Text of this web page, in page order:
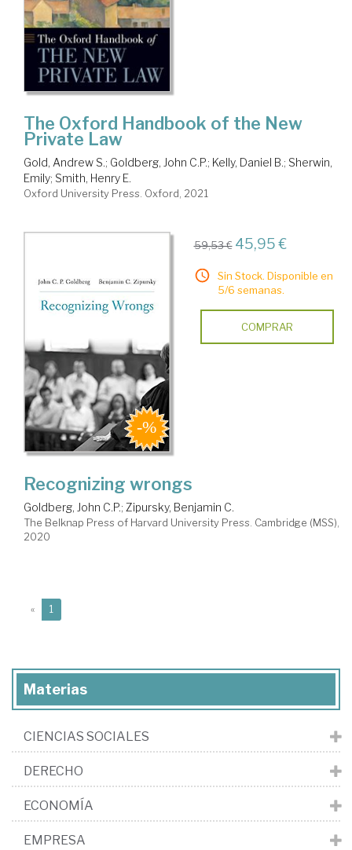
The Oxford Handbook of the New
Private Law
Gold, Andrew S.; Goldberg, John C.P.; Kelly, Daniel B.; Sherwin,
Emily; Smith, Henry E.
Oxford University Press. Oxford, 2021
59,53 € 45,95 €
Sin Stock. Disponible en
5/6 semanas.
COMPRAR
Recognizing wrongs
Goldberg, John C.P.; Zipursky, Benjamin C.
The Belknap Press of Harvard University Press. Cambridge (MSS),
2020
« 1
Materias
CIENCIAS SOCIALES
DERECHO
ECONOMÍA
EMPRESA